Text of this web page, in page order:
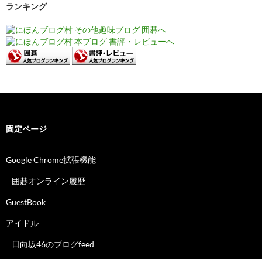
ランキング
固定ページ
Google Chrome拡張機能
囲碁オンライン履歴
GuestBook
アイドル
日向坂46のブログfeed